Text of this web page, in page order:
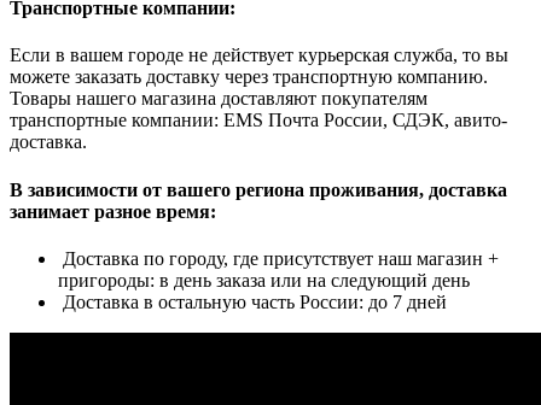
Транспортные компании:
Если в вашем городе не действует курьерская служба, то вы
можете заказать доставку через транспортную компанию.
Товары нашего магазина доставляют покупателям
транспортные компании: EMS Почта России, СДЭК, авито-
доставка.
В зависимости от вашего региона проживания, доставка
занимает разное время:
Доставка по городу, где присутствует наш магазин +
пригороды: в день заказа или на следующий день
Доставка в остальную часть России: до 7 дней